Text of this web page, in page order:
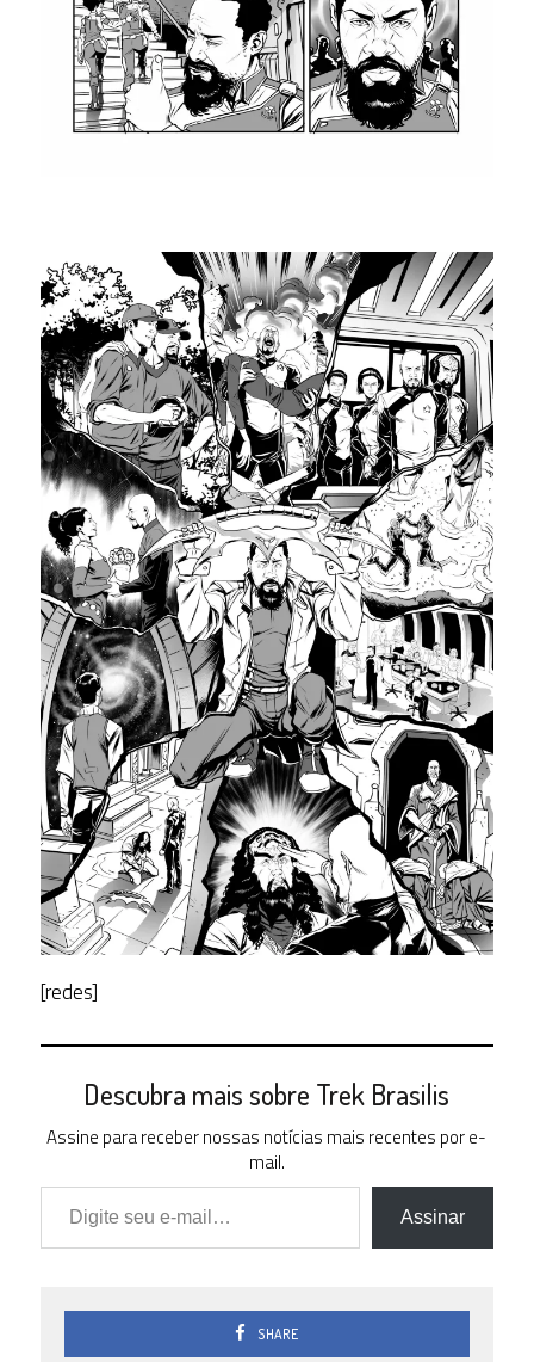
[redes]
Descubra mais sobre Trek Brasilis
Assine para receber nossas notícias mais recentes por e-
mail.
Digite seu e-mail…
Assinar
SHARE